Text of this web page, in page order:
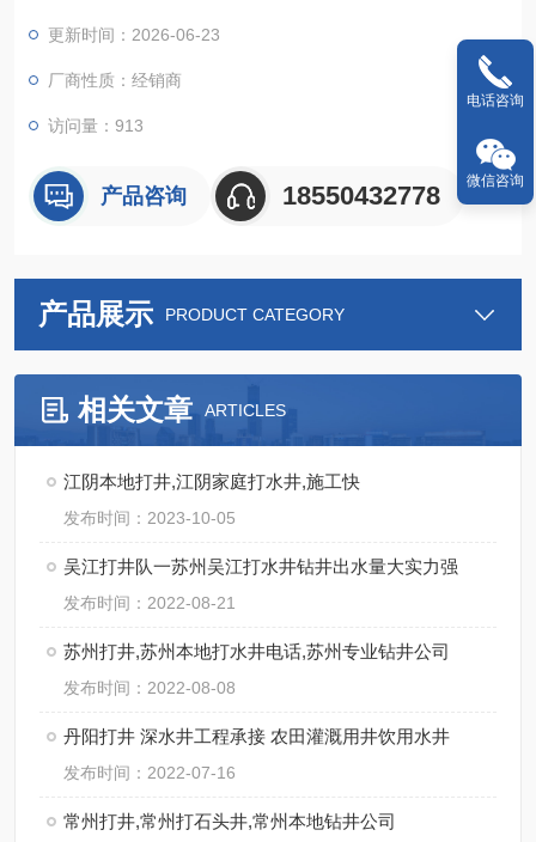
更新时间：2026-06-23
厂商性质：经销商
访问量：913
产品咨询 18550432778
产品展示 PRODUCT CATEGORY
相关文章 ARTICLES
江阴本地打井,江阴家庭打水井,施工快
发布时间：2023-10-05
吴江打井队一苏州吴江打水井钻井出水量大实力强
发布时间：2022-08-21
苏州打井,苏州本地打水井电话,苏州专业钻井公司
发布时间：2022-08-08
丹阳打井 深水井工程承接 农田灌溉用井饮用水井
发布时间：2022-07-16
常州打井,常州打石头井,常州本地钻井公司
电话咨询
微信咨询